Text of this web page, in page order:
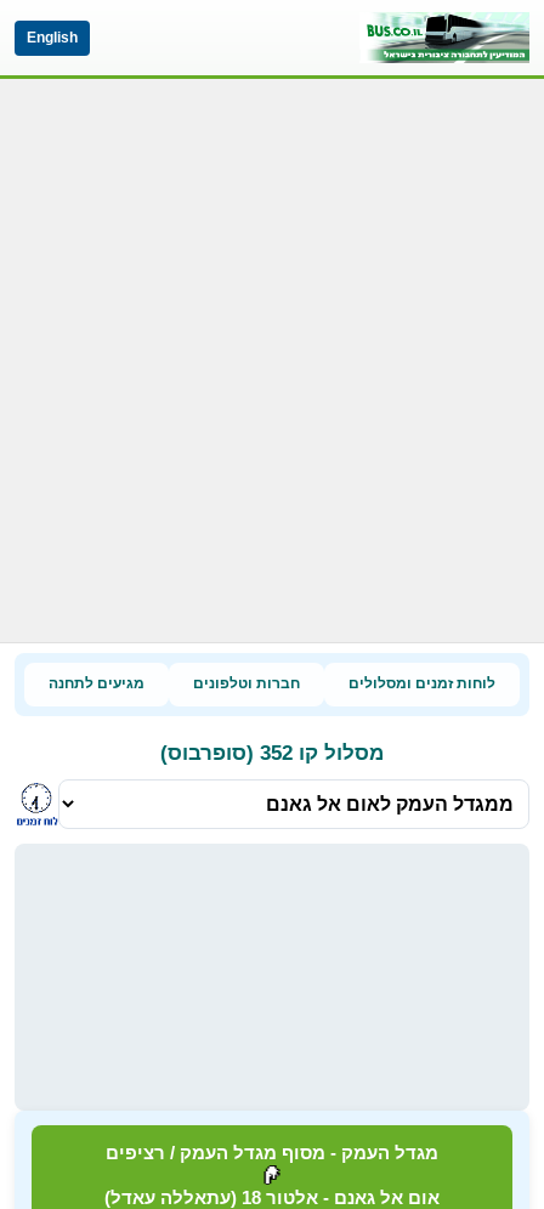
English
לוחות זמנים ומסלולים חברות וטלפונים מגיעים לתחנה
מסלול קו 352 (סופרבוס)
מגדל העמק - מסוף מגדל העמק / רציפים
אום אל גאנם - אלטור 18 (עתאללה עאדל)